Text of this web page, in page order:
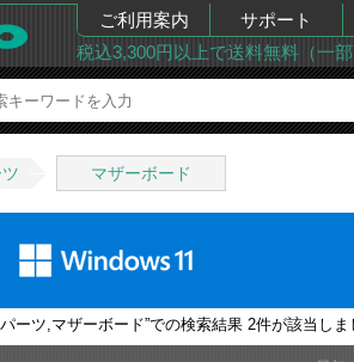
ご利用案内 サポート
税込3,300円以上で送料無料（一
マザーボード
ーツ,マザーボード”での検索結果 2件が該当しま